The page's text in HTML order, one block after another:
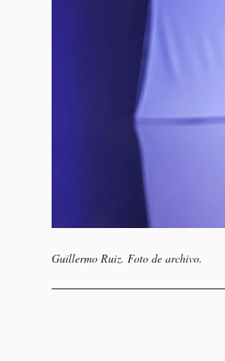
Guillermo Ruiz. Foto de archivo.